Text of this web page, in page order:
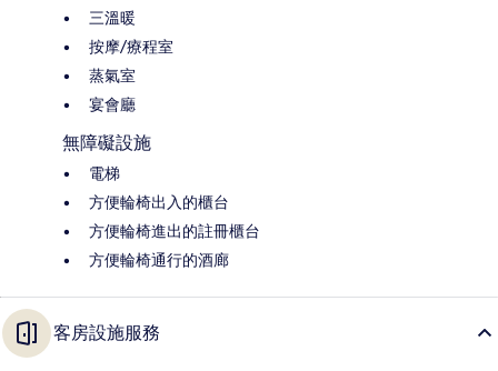
三溫暖
按摩/療程室
蒸氣室
宴會廳
無障礙設施
電梯
方便輪椅出入的櫃台
方便輪椅進出的註冊櫃台
方便輪椅通行的酒廊
客房設施服務